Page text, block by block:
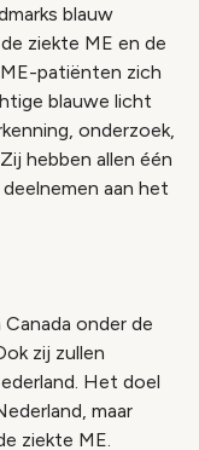
blauw
ziekte ME en de
patiënten zich
blauwe licht
onderzoek,
hebben allen één
aan het
onder de
zij zullen
Het doel
maar
ziekte ME.